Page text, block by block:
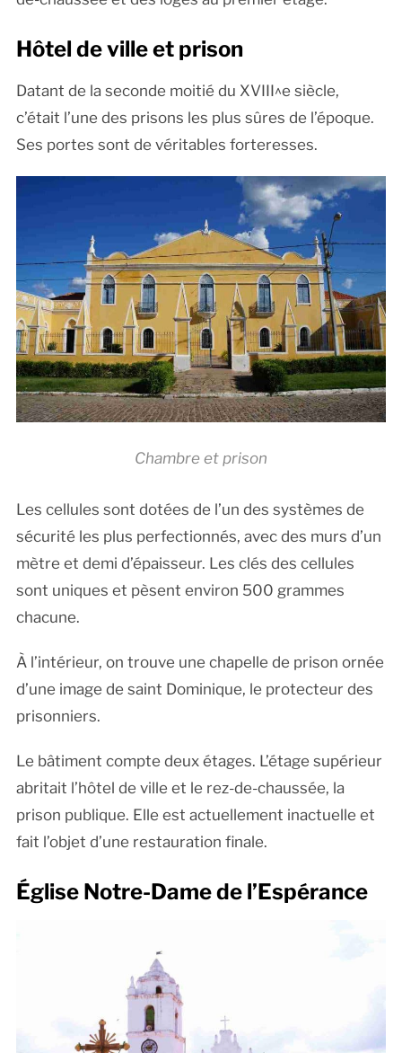
Hôtel de ville et prison
Datant de la seconde moitié du XVIII^e siècle,
c’était l’une des prisons les plus sûres de l’époque.
Ses portes sont de véritables forteresses.
Chambre et prison
Les cellules sont dotées de l’un des systèmes de
sécurité les plus perfectionnés, avec des murs d’un
mètre et demi d’épaisseur. Les clés des cellules
sont uniques et pèsent environ 500 grammes
chacune.
À l’intérieur, on trouve une chapelle de prison ornée
d’une image de saint Dominique, le protecteur des
prisonniers.
Le bâtiment compte deux étages. L’étage supérieur
abritait l’hôtel de ville et le rez-de-chaussée, la
prison publique. Elle est actuellement inactuelle et
fait l’objet d’une restauration finale.
Église Notre-Dame de l’Espérance